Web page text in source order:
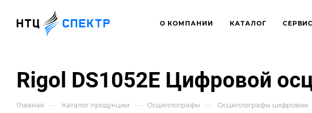
О КОМПАНИИ КАТАЛОГ СЕРВИС
Rigol DS1052E Цифровой
Главная — Каталог продукции — Осциллографы — Осциллографы цифровые